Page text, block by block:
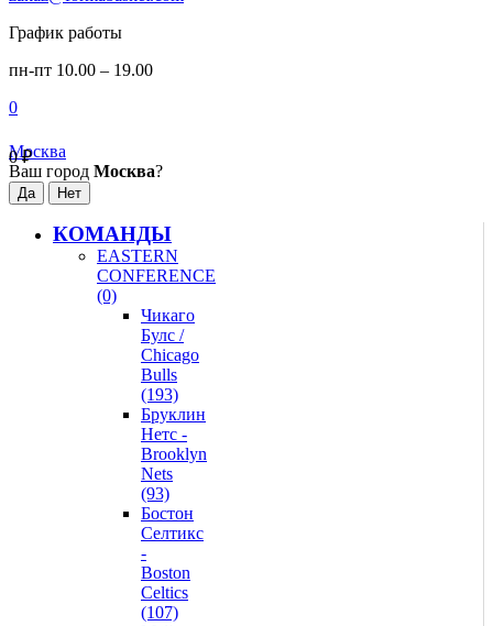
График работы
пн-пт 10.00 – 19.00
0
0₽
Москва
Ваш город Москва?
КОМАНДЫ
EASTERN
CONFERENCE
(0)
Чикаго
Булс /
Chicago
Bulls
(193)
Бруклин
Нетс -
Brooklyn
Nets
(93)
Бостон
Селтикс
-
Boston
Celtics
(107)